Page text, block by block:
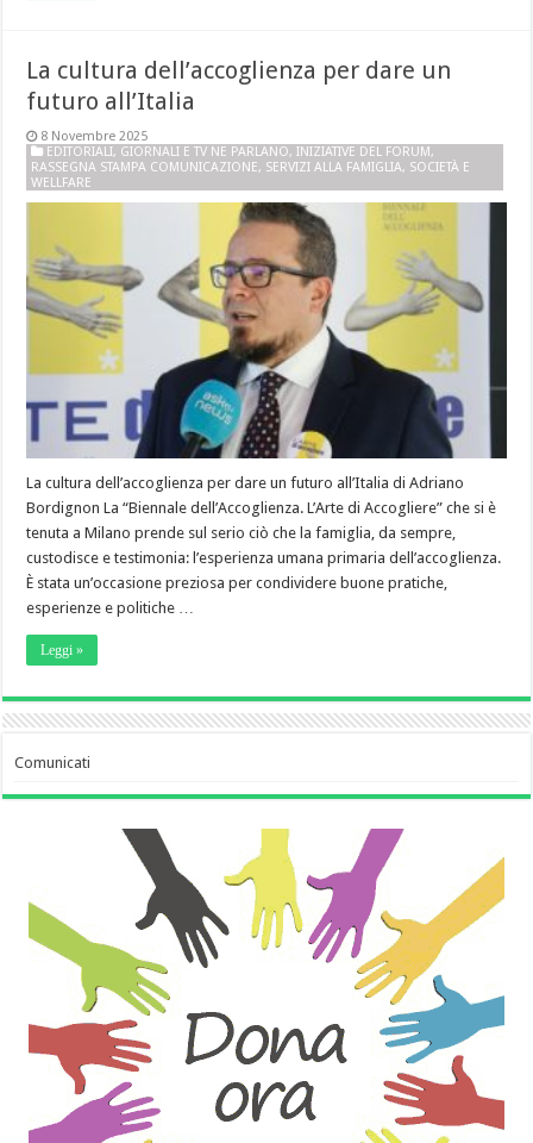
La cultura dell’accoglienza per dare un
futuro all’Italia
8 Novembre 2025
EDITORIALI, GIORNALI E TV NE PARLANO,INIZIATIVE DEL FORUM ,
RASSEGNA STAMPA COMUNICAZIONE, SERVIZI ALLA FAMIGLIA, SOCIETÀ E
WELLFARE
La cultura dell’accoglienza per dare un futuro all’Italia di Adriano
Bordignon La “Biennale dell’Accoglienza. L’Arte di Accogliere” che si è
tenuta a Milano prende sul serio ciò che la famiglia, da sempre,
custodisce e testimonia: l’esperienza umana primaria dell’accoglienza.
È stata un’occasione preziosa per condividere buone pratiche,
esperienze e politiche …
Leggi »
Comunicati